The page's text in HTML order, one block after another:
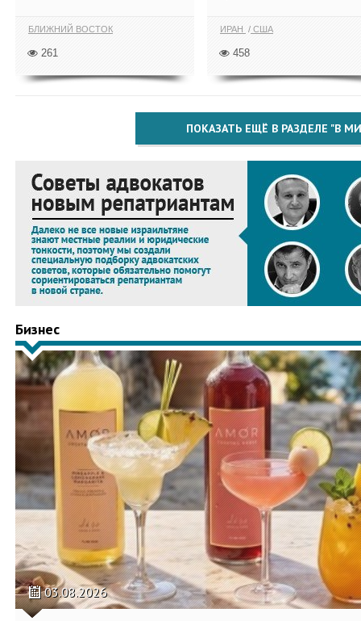
БЛИЖНИЙ ВОСТОК
261
ИРАН США
458
ПОКАЗАТЬ ЕЩЁ В РАЗДЕЛЕ "В
Бизнес
03.08.2026